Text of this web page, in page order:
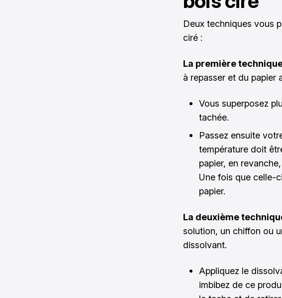
Deux techniques vous
ciré :
La première
à repasser et du papier
Vous superposez
tachée.
Passez ensuite
température doit
papier, en
Une fois que celle-
papier.
La deuxième
solution, un chiffon ou
dissolvant.
Appliquez le
imbibez de ce